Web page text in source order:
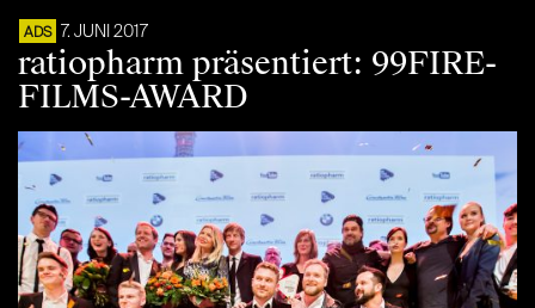
ADS 7. JUNI 2017
ratiopharm präsentiert: 99FIRE-
FILMS-AWARD